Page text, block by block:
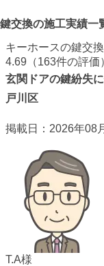
鍵交換の施工実績一
キーホースの鍵交
4.69（163件の評価
玄関ドアの鍵紛失
戸川区
掲載日：2026年08
T.A様